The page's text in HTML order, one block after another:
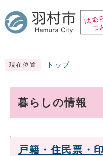
現在位置 トップ
暮らしの情報
戸籍・住民票・